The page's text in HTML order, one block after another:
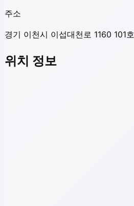
주소
경기 이천시 이섭대천로 1160 101호
위치 정보